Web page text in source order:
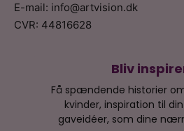
Bliv
Få spændende historier
kvinder, inspiration til
gaveidéer, som dine
E-mail: info@artvision.dk
CVR: 44816628